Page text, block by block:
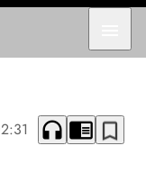
headphones chrome_reader_mode bookmark_border